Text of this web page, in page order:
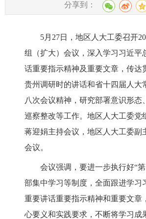
分享到：
5月 27日，地区人大工委召开
组（扩大）会议，深入学习习近平
话重要指示精神及重要文章，传达
贵州调研时的讲话和省十四届人大
八次会议精神，研究部署意识形态
巡察整改等工作。地区人大工委党
蒋迎娟主持会议，地区人大工委副
会议。
会议强调， 要进一步执行好“
部集中学习等制度，全面跟进学习
重要讲话重要指示精神和重要文章
心要义和实践要求，不断将学习成